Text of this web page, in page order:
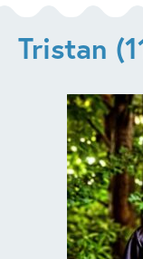
Tristan